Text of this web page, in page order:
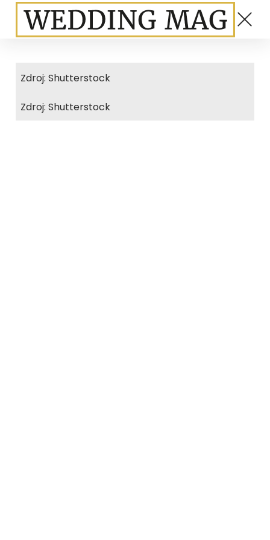
Zdroj: Shutterstock
Zdroj: Shutterstock